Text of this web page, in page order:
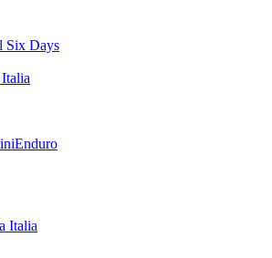
Six Days
Italia